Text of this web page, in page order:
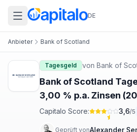
DE
Anbieter Bank of Scotland
Tagesgeld von Bank of
Bank of Scotland
3,00 % p.a. Zinsen
Capitalo Score: 3,6/5
Geprüft vonAlexander